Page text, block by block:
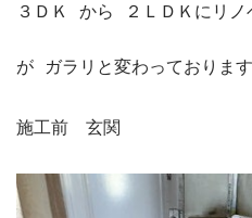
３ＤＫ から ２ＬＤＫにリノ
が ガラリと変わっております
施工前　玄関